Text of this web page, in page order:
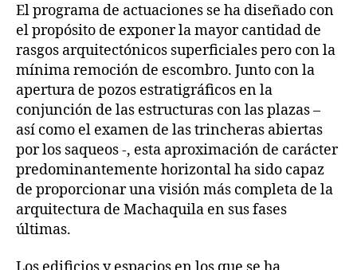
El programa de actuaciones se ha diseñado con
el propósito de exponer la mayor cantidad de
rasgos arquitectónicos superficiales pero con la
mínima remoción de escombro. Junto con la
apertura de pozos estratigráficos en la
conjunción de las estructuras con las plazas –
así como el examen de las trincheras abiertas
por los saqueos -, esta aproximación de carácter
predominantemente horizontal ha sido capaz
de proporcionar una visión más completa de la
arquitectura de Machaquila en sus fases
últimas.